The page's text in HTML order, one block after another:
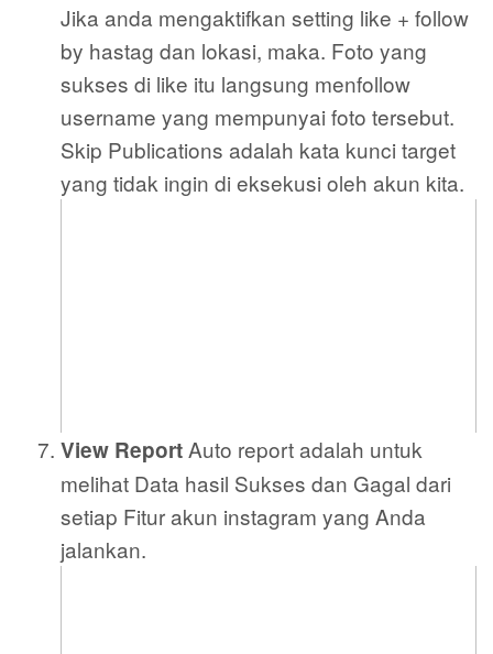
Jika anda mengaktifkan setting like + follow
by hastag dan lokasi, maka. Foto yang
sukses di like itu langsung menfollow
username yang mempunyai foto tersebut.
Skip Publications adalah kata kunci target
yang tidak ingin di eksekusi oleh akun kita.
View ReportAuto report adalah untuk
melihat Data hasil Sukses dan Gagal dari
setiap Fitur akun instagram yang Anda
jalankan.